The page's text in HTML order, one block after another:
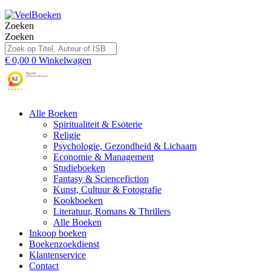
Zoeken
Zoeken
€ 0,00 0 Winkelwagen
Alle Boeken
Spiritualiteit & Esoterie
Religie
Psychologie, Gezondheid & Lichaam
Economie & Management
Studieboeken
Fantasy & Sciencefiction
Kunst, Cultuur & Fotografie
Kookboeken
Literatuur, Romans & Thrillers
Alle Boeken
Inkoop boeken
Boekenzoekdienst
Klantenservice
Contact